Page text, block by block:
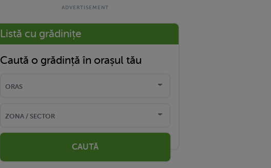
Listă cu grădinițe
Caută o grădință în orașul tău
CAUTĂ